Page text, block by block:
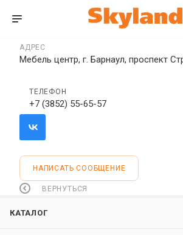
АДРЕС
Мебель центр, г. Барнаул, проспект
ТЕЛЕФОН
+7 (3852) 55-65-57
НАПИСАТЬ СООБЩЕНИЕ
ВЕРНУТЬСЯ
КАТАЛОГ